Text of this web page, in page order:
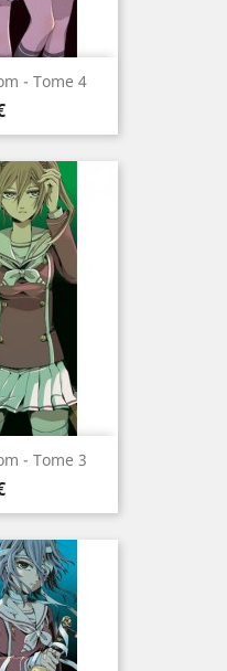
- Tome 4
- Tome 3